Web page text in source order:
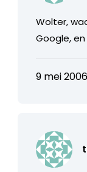
Wolter,
Google,
9 mei